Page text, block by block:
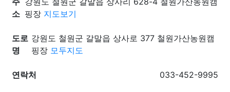
소 핑장 지도보기
도로
명
강원도 철원군 갈말읍 상사로 377 철원가산농원캠
핑장 모두지도
연락처 033-452-9995